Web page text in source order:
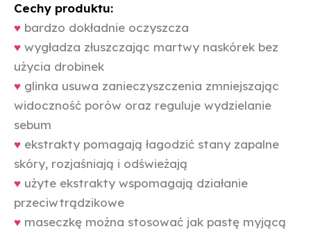
Cechy produktu:
♥ bardzo dokładnie oczyszcza
♥ wygładza złuszczając martwy naskórek bez
użycia drobinek
♥ glinka usuwa zanieczyszczenia zmniejszając
widoczność porów oraz reguluje wydzielanie
sebum
♥ ekstrakty pomagają łagodzić stany zapalne
skóry, rozjaśniają i odświeżają
♥ użyte ekstrakty wspomagają działanie
przeciwtrądzikowe
♥ maseczkę można stosować jak pastę myjącą